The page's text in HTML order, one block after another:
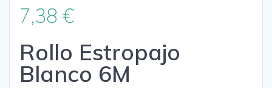
7,38 €
Rollo Estropajo
Blanco 6M